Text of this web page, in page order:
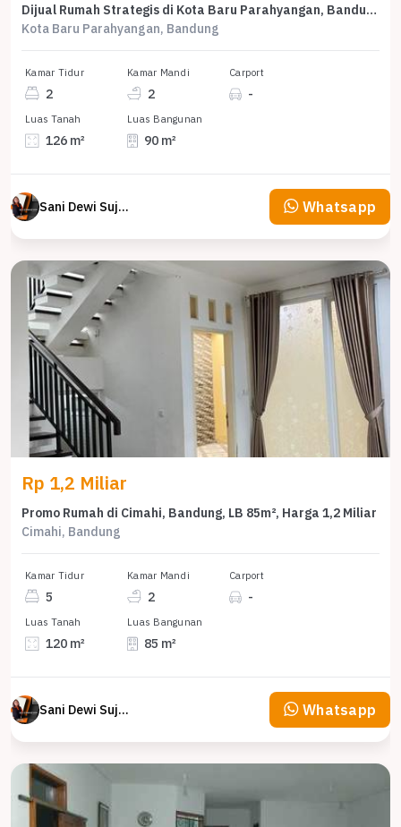
Dijual Rumah Strategis di Kota Baru Parahyangan, Bandung - LT 126m²
Kota Baru Parahyangan, Bandung
Kamar Tidur
2
Kamar Mandi
2
Carport
-
Luas Tanah
126 m²
Luas Bangunan
90 m²
Sani Dewi Sujono Whatsapp
Rp 1,2 Miliar
Promo Rumah di Cimahi, Bandung, LB 85m², Harga 1,2 Miliar
Cimahi, Bandung
Kamar Tidur
5
Kamar Mandi
2
Carport
-
Luas Tanah
120 m²
Luas Bangunan
85 m²
Sani Dewi Sujono Whatsapp